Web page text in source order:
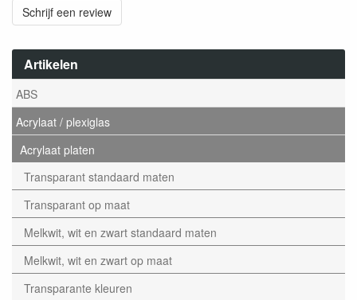
Artikelen
ABS
Acrylaat / plexiglas
Acrylaat platen
Transparant standaard maten
Transparant op maat
Melkwit, wit en zwart standaard maten
Melkwit, wit en zwart op maat
Transparante kleuren
Schrijf een review